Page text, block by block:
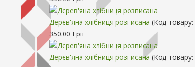
Дерев'яна хлібниця розписана (Код товару:
350.00 Грн
Дерев'яна хлібниця розписана (Код товару: